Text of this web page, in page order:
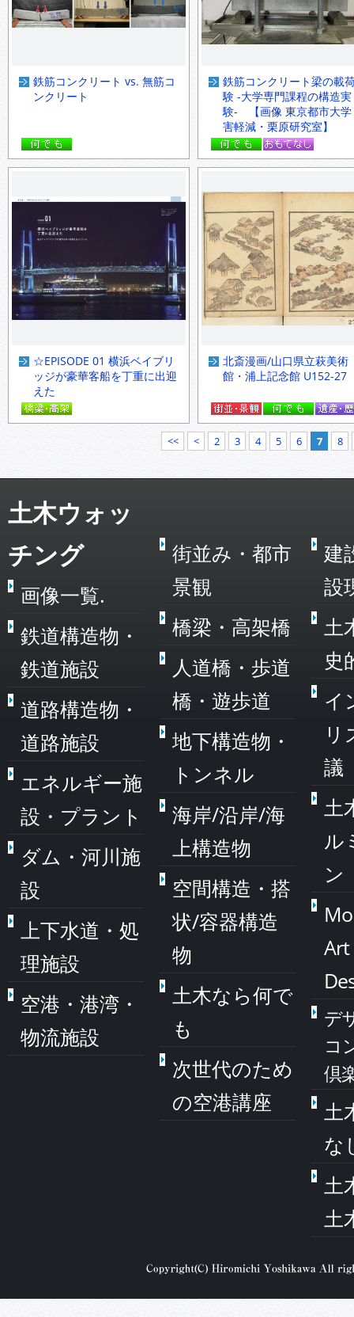
鉄筋コンクリート vs. 無筋コ
ンクリート
鉄筋コンクリート梁の載
験 -大学専門課程の構造実
験- 【画像 東京都市大学
害軽減・栗原研究室】
☆EPISODE 01 横浜ベイブリ
ッジが豪華客船を丁重に出迎
えた
北斎漫画/山口県立萩美術
館・浦上記念館 U152-27
<< < 2 3 4 5 6 7 8
土木ウォッ
チング
画像一覧.
鉄道構造物・
鉄道施設
道路構造物・
道路施設
エネルギー施
設・プラント
ダム・河川施
設
上下水道・処
理施設
空港・港湾・
物流施設
街並み・都市
景観
橋梁・高架橋
人道橋・歩道
橋・遊歩道
地下構造物・
トンネル
海岸/沿岸/海
上構造物
空間構造・搭
状/容器構造
物
土木なら何で
も
次世代のため
の空港講座
建
設
土
史
イ
リ
議
土
ル
ン
デ
コ
倶
土
な
土
土